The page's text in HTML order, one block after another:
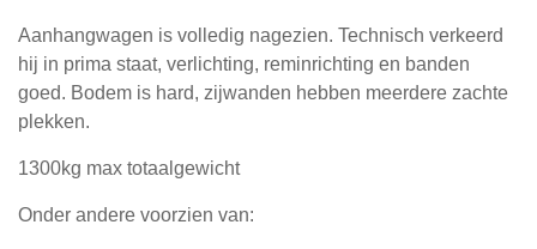
Aanhangwagen is volledig nagezien. Technisch verkeerd
hij in prima staat, verlichting, reminrichting en banden
goed. Bodem is hard, zijwanden hebben meerdere zachte
plekken.
1300kg max totaalgewicht
Onder andere voorzien van: